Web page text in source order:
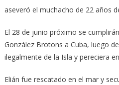
aseveró el muchacho de 22 años
El 28 de junio próximo se
González Brotons a Cuba, luego
ilegalmente de la Isla y pereciera
Elián fue rescatado en el mar y